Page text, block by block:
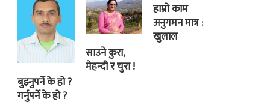
बुझ्नुपर्ने के हो ?
गर्नुपर्ने के हो ?
साउने कुरा,
मेहन्दी र चुरा !
हाम्रो काम
अनुगमन मात्र :
खुलाल